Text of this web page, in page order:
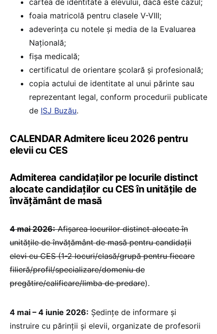
cartea de identitate a elevului, dacă este cazul;
foaia matricolă pentru clasele V-VIII;
adeverința cu notele și media de la Evaluarea
Națională;
fișa medicală;
certificatul de orientare școlară și profesională;
copia actului de identitate al unui părinte sau
reprezentant legal, conform procedurii publicate
de ISJ Buzău.
CALENDAR Admitere liceu 2026 pentru
elevii cu CES
Admiterea candidaților pe locurile distinct
alocate candidaților cu CES în unitățile de
învățământ de masă
4 mai 2026:Afișarea locurilor distinct alocate în
unitățile de învățământ de masă pentru candidații
elevi cu CES (1-2 locuri/clasă/grupă pentru fiecare
filieră/profil/specializare/domeniu de
pregătire/calificare/limba de predare).
4 mai – 4 iunie 2026: Ședințe de informare și
instruire cu părinții și elevii, organizate de profesorii